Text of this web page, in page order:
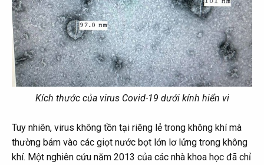
Kích thước của virus Covid-19 dưới kính hiển vi
Tuy nhiên, virus không tồn tại riêng lẻ trong không khí mà
thường bám vào các giọt nước bọt lớn lơ lửng trong không
khí. Một nghiên cứu năm 2013 của các nhà khoa học đã chỉ